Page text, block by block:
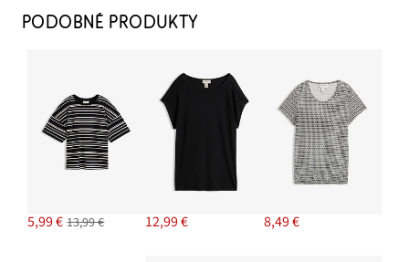
11,99 €
7,99 €
PRIDAŤ DO KOŠÍKA
Džersejový dlhý blejzer s vreckami
PODOBNÉ PRODUKTY
5,99 € 13,99 € 12,99 € 8,49 €